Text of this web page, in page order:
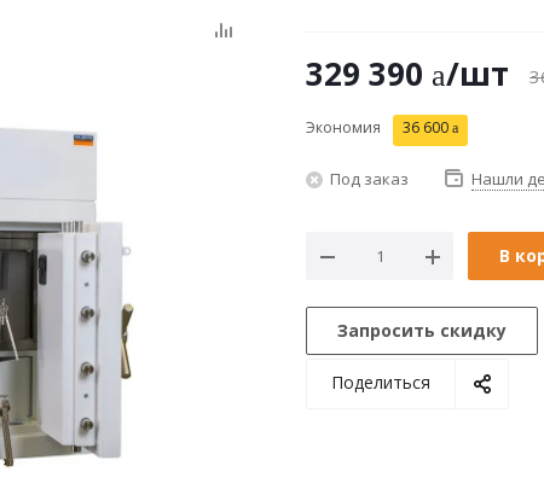
329 390 /шт
Экономия 36 600
Под заказ Нашли
В
Запросить скидку
Поделиться